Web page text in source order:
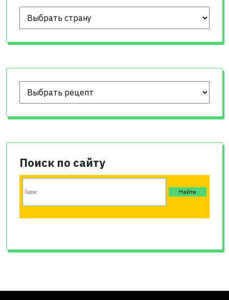
Поиск по сайту